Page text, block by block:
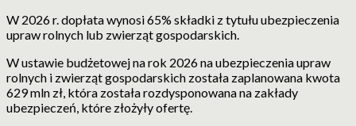
W 2026 r. dopłata wynosi 65% składki z tytułu ubezpieczenia
upraw rolnych lub zwierząt gospodarskich.
W ustawie budżetowej na rok 2026 na ubezpieczenia upraw
rolnych i zwierząt gospodarskich została zaplanowana kwota
629 mln zł, która została rozdysponowana na zakłady
ubezpieczeń, które złożyły ofertę.